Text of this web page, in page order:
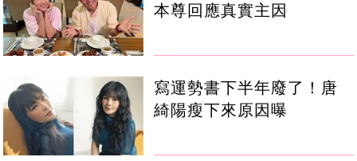
本尊回應真實主因
寫運勢書下半年廢了！唐
綺陽瘦下來原因曝